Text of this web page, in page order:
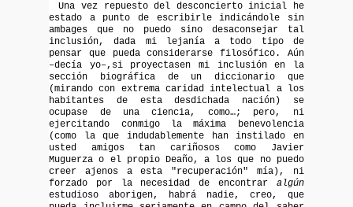
Una vez repuesto del desconcierto inicial he
estado a punto de escribirle indicándole sin
ambages que no puedo sino desaconsejar tal
inclusión, dada mi lejanía a todo tipo de
pensar que pueda considerarse filosófico. Aún
–decía yo–,si proyectasen mi inclusión en la
sección biográfica de un diccionario que
(mirando con extrema caridad intelectual a los
habitantes de esta desdichada nación) se
ocupase de una ciencia, como…; pero, ni
ejercitando conmigo la máxima benevolencia
(como la que indudablemente han instilado en
usted amigos tan cariñosos como Javier
Muguerza o el propio Deaño, a los que no puedo
creer ajenos a esta "recuperación" mía), ni
forzado por la necesidad de encontrar algún
estudioso aborigen, habrá nadie, creo, que